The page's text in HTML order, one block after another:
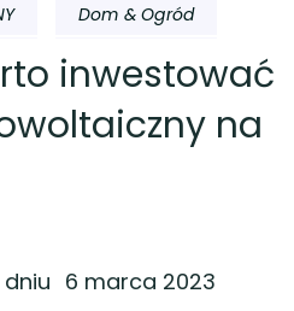
Dom & Ogród
inwestować
na
6 marca 2023